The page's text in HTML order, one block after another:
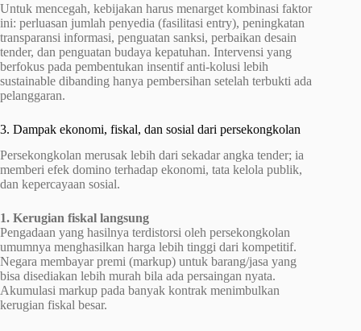
Untuk mencegah, kebijakan harus menarget kombinasi faktor
ini: perluasan jumlah penyedia (fasilitasi entry), peningkatan
transparansi informasi, penguatan sanksi, perbaikan desain
tender, dan penguatan budaya kepatuhan. Intervensi yang
berfokus pada pembentukan insentif anti-kolusi lebih
sustainable dibanding hanya pembersihan setelah terbukti ada
pelanggaran.
3. Dampak ekonomi, fiskal, dan sosial dari persekongkolan
Persekongkolan merusak lebih dari sekadar angka tender; ia
memberi efek domino terhadap ekonomi, tata kelola publik,
dan kepercayaan sosial.
1. Kerugian fiskal langsung
Pengadaan yang hasilnya terdistorsi oleh persekongkolan
umumnya menghasilkan harga lebih tinggi dari kompetitif.
Negara membayar premi (markup) untuk barang/jasa yang
bisa disediakan lebih murah bila ada persaingan nyata.
Akumulasi markup pada banyak kontrak menimbulkan
kerugian fiskal besar.